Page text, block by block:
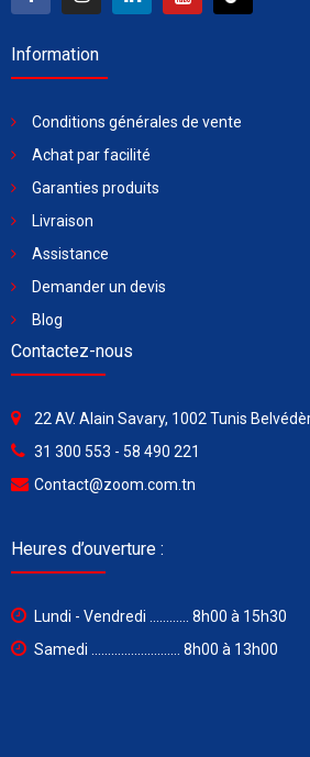
Information
Conditions générales de vente
Achat par facilité
Garanties produits
Livraison
Assistance
Demander un devis
Blog
Contactez-nous
22 AV. Alain Savary, 1002 Tunis
31 300 553 - 58 490 221
Contact@zoom.com.tn
Heures d’ouverture :
Lundi - Vendredi ............ 8h00 à 15h30
Samedi ........................... 8h00 à 13h00